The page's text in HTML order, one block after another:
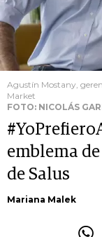
Agustín Mostany,
Market
FOTO: NICOLÁS
emblema
de Salus
Mariana Malek